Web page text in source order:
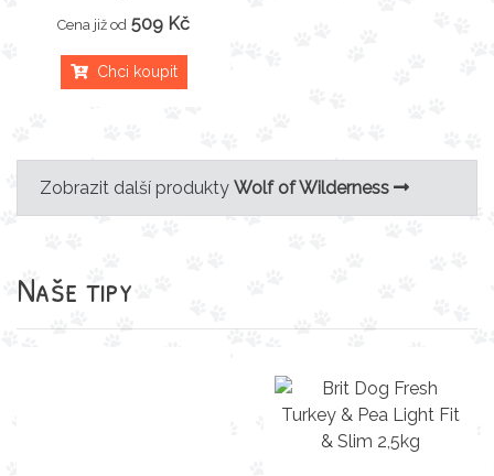
Cena již od 509 Kč
Chci koupit
Zobrazit další produkty Wolf of Wilderness
Naše tipy